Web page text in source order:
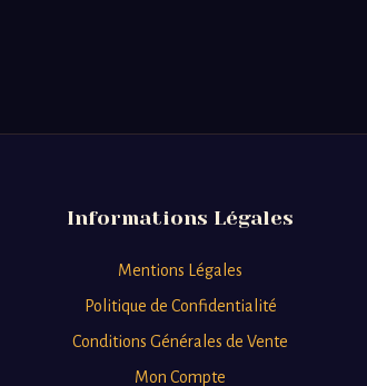
Informations Légales
Mentions Légales
Politique de Confidentialité
Conditions Générales de Vente
Mon Compte